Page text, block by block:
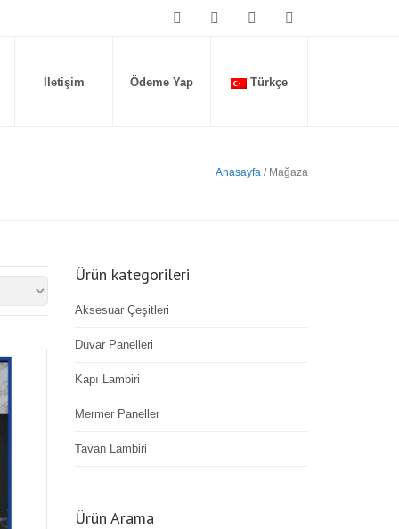
İletişim Ödeme Yap Türkçe
Anasayfa / Mağaza
Ürün kategorileri
Aksesuar Çeşitleri
Duvar Panelleri
Kapı Lambiri
Mermer Paneller
Tavan Lambiri
Ürün Arama